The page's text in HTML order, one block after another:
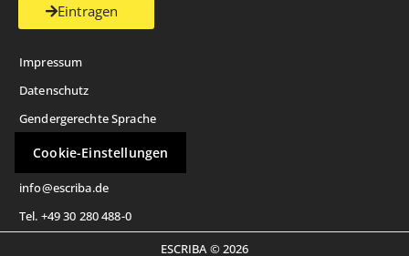
Eintragen
Impressum
Datenschutz
Gendergerechte Sprache
Cookie-Einstellungen
info@escriba.de
Tel. +49 30 280 488-0
ESCRIBA © 2026